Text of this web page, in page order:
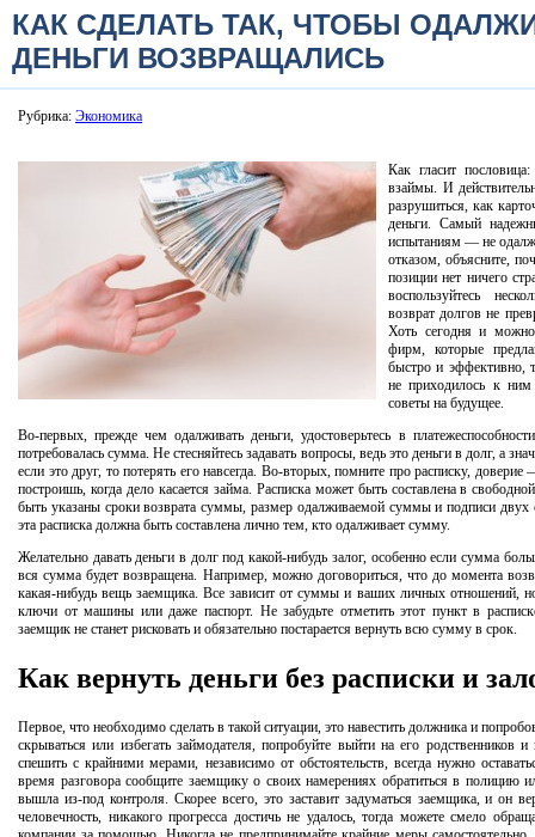
КАК СДЕЛАТЬ ТАК, ЧТОБЫ
ДЕНЬГИ ВОЗВРАЩАЛИСЬ
Рубрика: Экономика
Как гласит
взаймы. И
разрушиться, как
деньги. Самый
испытаниям — не
отказом, объясните,
позиции нет ничего
воспользуйтесь
возврат долгов не
Хоть сегодня и
фирм, которые
быстро и эффективно,
не приходилось к ним
советы на будущее.
Во-первых, прежде чем одалживать деньги, удостоверьтесь в
потребовалась сумма. Не стесняйтесь задавать вопросы, ведь это деньги в долг, а
если это друг, то потерять его навсегда. Во-вторых, помните про расписку,
построишь, когда дело касается займа. Расписка может быть составлена в
быть указаны сроки возврата суммы, размер одалживаемой суммы и подписи
эта расписка должна быть составлена лично тем, кто одалживает сумму.
Желательно давать деньги в долг под какой-нибудь залог, особенно если сумма
вся сумма будет возвращена. Например, можно договориться, что до момента
какая-нибудь вещь заемщика. Все зависит от суммы и ваших личных отношений,
ключи от машины или даже паспорт. Не забудьте отметить этот пункт в
заемщик не станет рисковать и обязательно постарается вернуть всю сумму в срок.
Как вернуть деньги без расписки и
Первое, что необходимо сделать в такой ситуации, это навестить должника и
скрываться или избегать займодателя, попробуйте выйти на его родственников
спешить с крайними мерами, независимо от обстоятельств, всегда нужно
время разговора сообщите заемщику о своих намерениях обратиться в полицию
вышла из-под контроля. Скорее всего, это заставит задуматься заемщика, и он
человечность, никакого прогресса достичь не удалось, тогда можете смело